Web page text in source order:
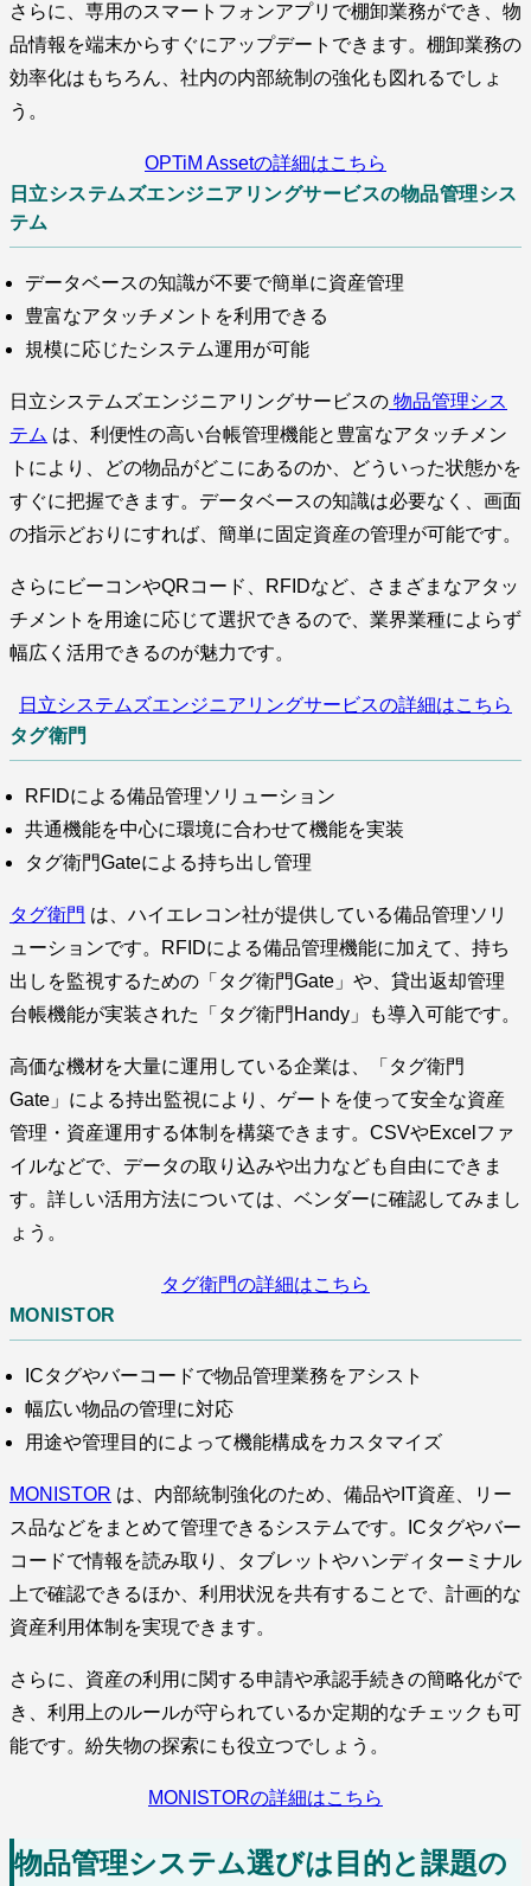
さらに、専用のスマートフォンアプリで棚卸業務ができ、物
品情報を端末からすぐにアップデートできます。棚卸業務の
効率化はもちろん、社内の内部統制の強化も図れるでしょ
う。
OPTiM Assetの詳細はこちら
日立システムズエンジニアリングサービスの物品管理シス
テム
データベースの知識が不要で簡単に資産管理
豊富なアタッチメントを利用できる
規模に応じたシステム運用が可能
日立システムズエンジニアリングサービスの 物品管理シス
テム は、利便性の高い台帳管理機能と豊富なアタッチメン
トにより、どの物品がどこにあるのか、どういった状態かを
すぐに把握できます。データベースの知識は必要なく、画面
の指示どおりにすれば、簡単に固定資産の管理が可能です。
さらにビーコンやQRコード、RFIDなど、さまざまなアタッ
チメントを用途に応じて選択できるので、業界業種によらず
幅広く活用できるのが魅力です。
日立システムズエンジニアリングサービスの詳細はこちら
タグ衛門
RFIDによる備品管理ソリューション
共通機能を中心に環境に合わせて機能を実装
タグ衛門Gateによる持ち出し管理
タグ衛門 は、ハイエレコン社が提供している備品管理ソリ
ューションです。RFIDによる備品管理機能に加えて、持ち
出しを監視するための「タグ衛門Gate」や、貸出返却管理
台帳機能が実装された「タグ衛門Handy」も導入可能です。
高価な機材を大量に運用している企業は、「タグ衛門
Gate」による持出監視により、ゲートを使って安全な資産
管理・資産運用する体制を構築できます。CSVやExcelファ
イルなどで、データの取り込みや出力なども自由にできま
す。詳しい活用方法については、ベンダーに確認してみまし
ょう。
タグ衛門の詳細はこちら
MONISTOR
ICタグやバーコードで物品管理業務をアシスト
幅広い物品の管理に対応
用途や管理目的によって機能構成をカスタマイズ
MONISTOR は、内部統制強化のため、備品やIT資産、リー
ス品などをまとめて管理できるシステムです。ICタグやバー
コードで情報を読み取り、タブレットやハンディターミナル
上で確認できるほか、利用状況を共有することで、計画的な
資産利用体制を実現できます。
さらに、資産の利用に関する申請や承認手続きの簡略化がで
き、利用上のルールが守られているか定期的なチェックも可
能です。紛失物の探索にも役立つでしょう。
MONISTORの詳細はこちら
物品管理システム選びは目的と課題の